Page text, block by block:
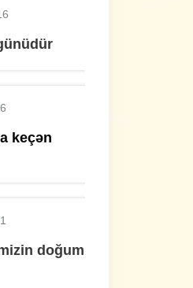
keçən
doğum